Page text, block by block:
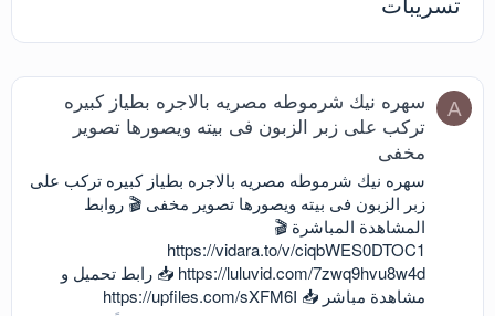
A
سهره نيك شرموطه مصريه بالاجره بطياز كبيره
تركب على زبر الزبون فى بيته ويصورها تصوير
مخفى
سهره نيك شرموطه مصريه بالاجره بطياز كبيره تركب على
زبر الزبون فى بيته ويصورها تصوير مخفى 🎬 روابط
المشاهدة المباشرة 🎬
https://vidara.to/v/ciqbWES0DTOC1
https://luluvid.com/7zwq9hvu8w4d 📥 رابط تحميل و
مشاهدة مباشر 📥 https://upfiles.com/sXFM6I